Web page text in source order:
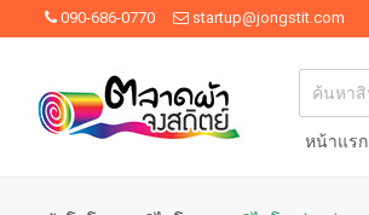
090-686-0770 startup@jongstit.com
หน้าแรก